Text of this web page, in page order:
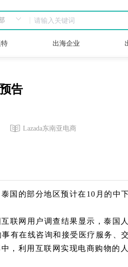
出海企业
告
Lazada东南亚电商
国的部分地区预计在10月的中
联网用户调查结果显示，泰国
有在线咨询和接受医疗服务、
，利用互联网实现电商购物的